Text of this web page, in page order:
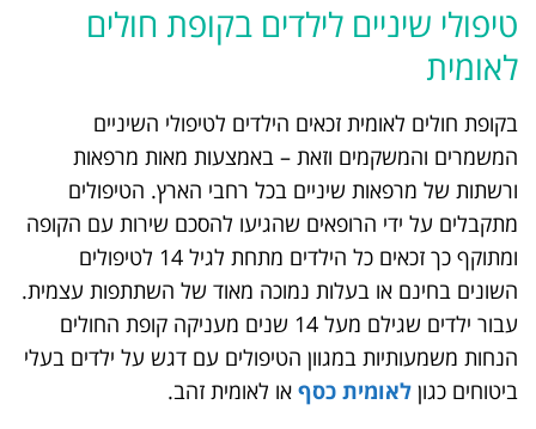
טיפולי שיניים לילדים בקופת חולים
לאומית
בקופת חולים לאומית זכאים הילדים לטיפולי השיניים
המשמרים והמשקמים וזאת – באמצעות מאות מרפאות
ורשתות של מרפאות שיניים בכל רחבי הארץ. הטיפולים
מתקבלים על ידי הרופאים שהגיעו להסכם שירות עם הקופה
ומתוקף כך זכאים כל הילדים מתחת לגיל 14 לטיפולים
השונים בחינם או בעלות נמוכה מאוד של השתתפות עצמית.
עבור ילדים שגילם מעל 14 שנים מעניקה קופת החולים
הנחות משמעותיות במגוון הטיפולים עם דגש על ילדים בעלי
ביטוחים כגון לאומית כסף או לאומית זהב.